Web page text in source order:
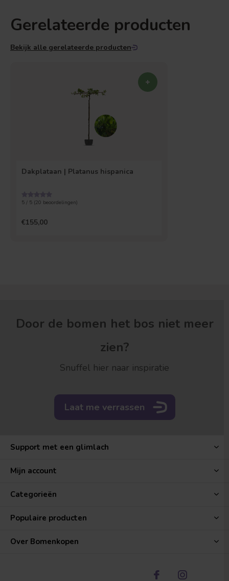
Gerelateerde producten
Bekijk alle gerelateerde producten
Dakplataan | Platanus hispanica
5 / 5 (20 beoordelingen)
€155,00
Door de bomen het bos niet meer
zien?
Snuffel hier naar inspiratie
Laat me verrassen
Support met een glimlach
Mijn account
Categorieën
Populaire producten
Over Bomenkopen